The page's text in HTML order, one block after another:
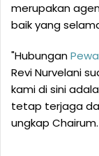
merupakan
baik yang
"Hubungan
Revi Nurvelani
kami di sini
tetap terjaga
ungkap Chairum.